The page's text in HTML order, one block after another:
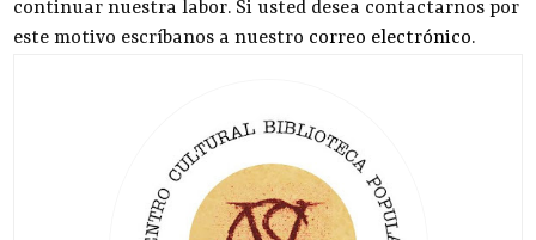
continuar nuestra labor. Si usted desea contactarnos por
este motivo escríbanos a nuestro correo electrónico.